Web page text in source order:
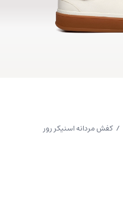
/ کفش مردانه اسنیکر رور